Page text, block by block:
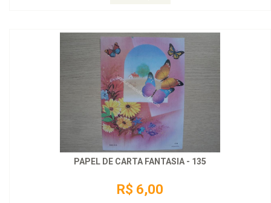
PAPEL DE CARTA FANTASIA - 135
R$ 6,00